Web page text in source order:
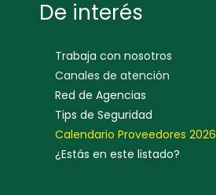
De interés
Trabaja con nosotros
Canales de atención
Red de Agencias
Tips de Seguridad
Calendario Proveedores 2026
¿Estás en este listado?